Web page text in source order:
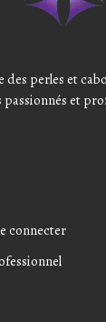
perles et
et
connecter